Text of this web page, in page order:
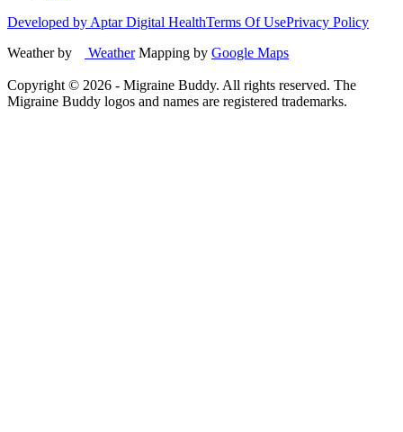
Developed by Aptar Digital HealthTerms Of UsePrivacy Policy
Weather by
WeatherMapping by Google Maps
Copyright © 2026 - Migraine Buddy. All rights reserved. The
Migraine Buddy logos and names are registered trademarks.